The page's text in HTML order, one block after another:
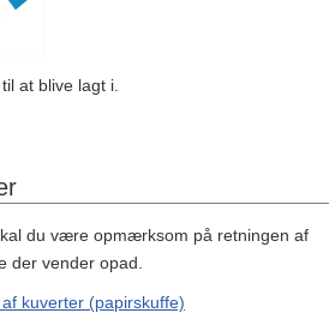
at blive lagt i.
du være opmærksom på retningen af
der vender opad.
kuverter (papirskuffe)